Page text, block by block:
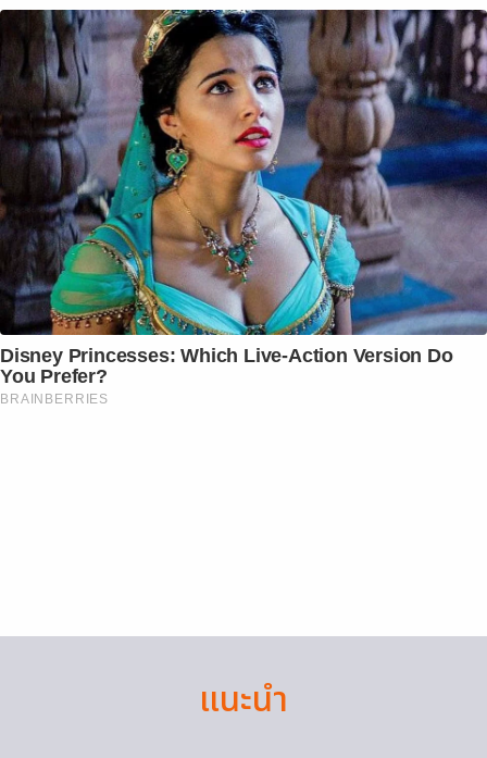
Disney Princesses: Which Live-Action Version Do
You Prefer?
BRAINBERRIES
แนะนำ